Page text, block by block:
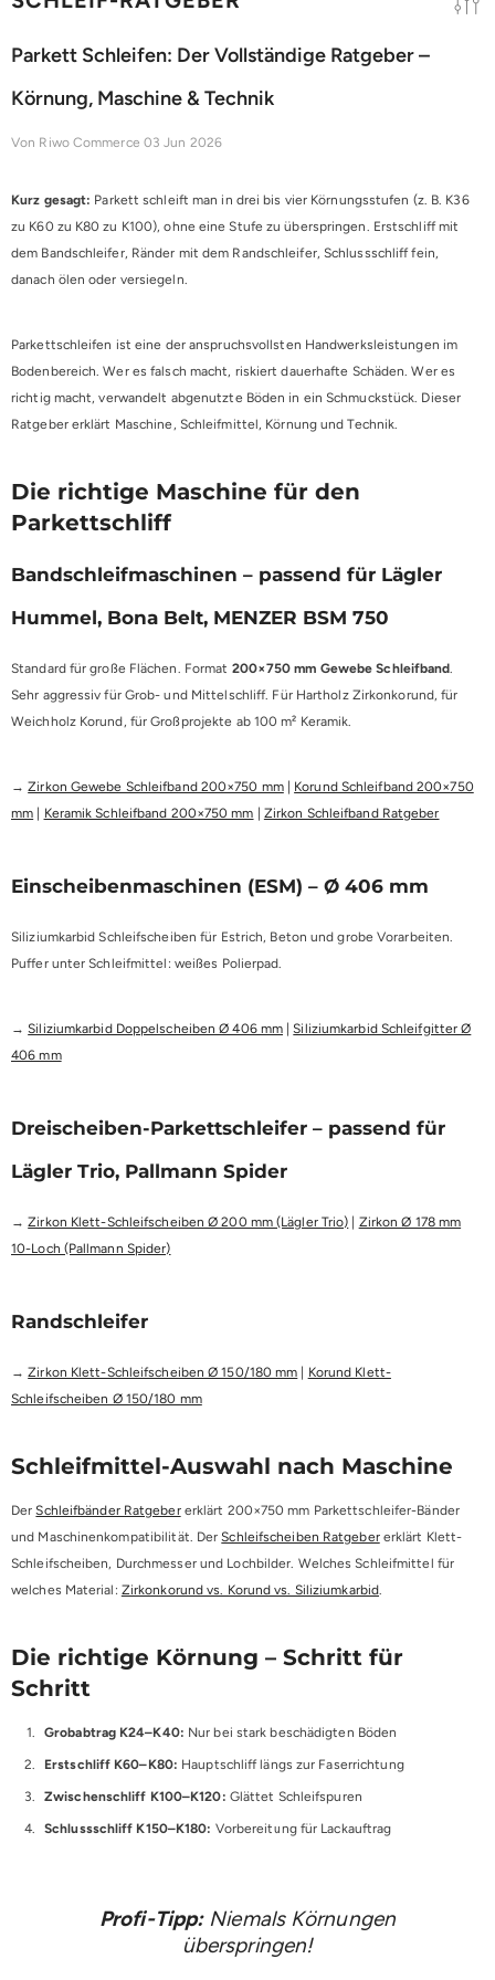
Parkett Schleifen: Der Vollständige Ratgeber –
Körnung, Maschine & Technik
Von Riwo Commerce 03 Jun 2026
Kurz gesagt: Parkett schleift man in drei bis vier Körnungsstufen (z. B. K36
zu K60 zu K80 zu K100), ohne eine Stufe zu überspringen. Erstschliff mit
dem Bandschleifer, Ränder mit dem Randschleifer, Schlussschliff fein,
danach ölen oder versiegeln.
Parkettschleifen ist eine der anspruchsvollsten Handwerksleistungen im
Bodenbereich. Wer es falsch macht, riskiert dauerhafte Schäden. Wer es
richtig macht, verwandelt abgenutzte Böden in ein Schmuckstück. Dieser
Ratgeber erklärt Maschine, Schleifmittel, Körnung und Technik.
Die richtige Maschine für den
Parkettschliff
Bandschleifmaschinen – passend für Lägler
Hummel, Bona Belt, MENZER BSM 750
Standard für große Flächen. Format 200×750 mm Gewebe Schleifband
Sehr aggressiv für Grob- und Mittelschliff. Für Hartholz Zirkonkorund, für
Weichholz Korund, für Großprojekte ab 100 m² Keramik.
→Zirkon Gewebe Schleifband 200×750 mm| Korund Schleifband 200×750
mm | Keramik Schleifband 200×750 mm | Zirkon Schleifband Ratgeber
Einscheibenmaschinen (ESM) – Ø 406 mm
Siliziumkarbid Schleifscheiben für Estrich, Beton und grobe Vorarbeiten.
Puffer unter Schleifmittel: weißes Polierpad.
→Siliziumkarbid Doppelscheiben Ø 406 mm |Siliziumkarbid Schleifgitter Ø
406 mm
Dreischeiben-Parkettschleifer – passend für
Lägler Trio, Pallmann Spider
→Zirkon Klett-Schleifscheiben Ø 200 mm (Lägler Trio) | Zirkon Ø 178 mm
10-Loch (Pallmann Spider)
Randschleifer
→Zirkon Klett-Schleifscheiben Ø 150/180 mm | Korund Klett-
Schleifscheiben Ø 150/180 mm
Schleifmittel-Auswahl nach Maschine
DerSchleifbänder Ratgebererklärt 200×750 mm Parkettschleifer-Bänder
und Maschinenkompatibilität. DerSchleifscheiben Ratgebererklärt Klett-
Schleifscheiben, Durchmesser und Lochbilder. Welches Schleifmittel für
welches Material: Zirkonkorund vs. Korund vs. Siliziumkarbid
Die richtige Körnung – Schritt für
Schritt
Grobabtrag K24–K40: Nur bei stark beschädigten Böden
Erstschliff K60–K80: Hauptschliff längs zur Faserrichtung
Zwischenschliff K100–K120: Glättet Schleifspuren
Schlussschliff K150–K180: Vorbereitung für Lackauftrag
Profi-Tipp:Niemals Körnungen
überspringen!